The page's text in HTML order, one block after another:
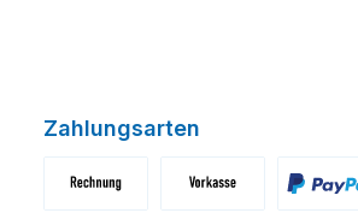
Zahlungsarten